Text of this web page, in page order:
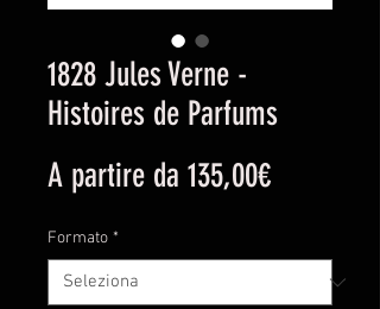
1828 Jules Verne -
Histoires de Parfums
A partire da 135,00€Prezzo
Formato *